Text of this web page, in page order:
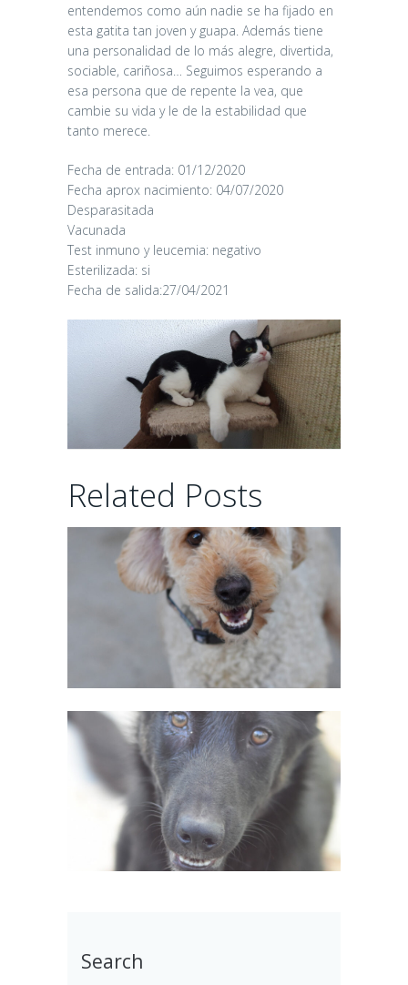
entendemos como aún nadie se ha fijado en
esta gatita tan joven y guapa. Además tiene
una personalidad de lo más alegre, divertida,
sociable, cariñosa… Seguimos esperando a
esa persona que de repente la vea, que
cambie su vida y le de la estabilidad que
tanto merece.
Fecha de entrada: 01/12/2020
Fecha aprox nacimiento: 04/07/2020
Desparasitada
Vacunada
Test inmuno y leucemia: negativo
Esterilizada: si
Fecha de salida:27/04/2021
Related Posts
CANDY
16/06/2026
02/06/2026
Search